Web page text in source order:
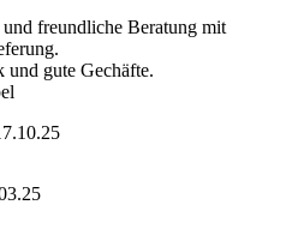
freundliche Beratung mit
und gute Gechäfte.